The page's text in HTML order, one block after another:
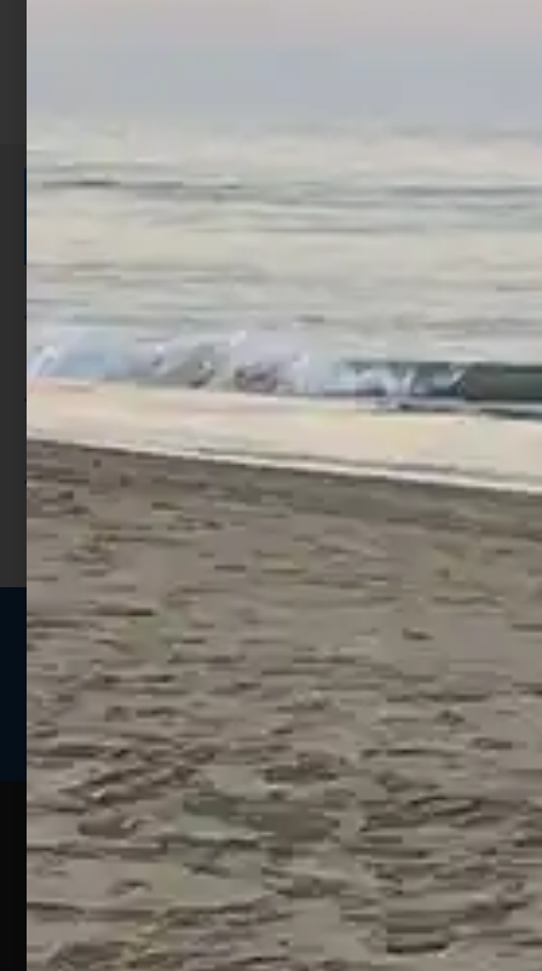
ISCRIVITI E RICEVI 3,50€ DI
SCONTO >
Per ogni acquisto accumuli ulteriori
punti;
Utilizza i punti per ricevere uno
sconto;
I punti sono indicati nella pagina
prodotto;
Seguici sui social
Web
Pesca
Un portale
pensato
per gli
Esperienze
Guide
sulla
pesca
sportiva
Assistenza
Clienti
Siamo
Contatti
Assistenza
Ecommerce